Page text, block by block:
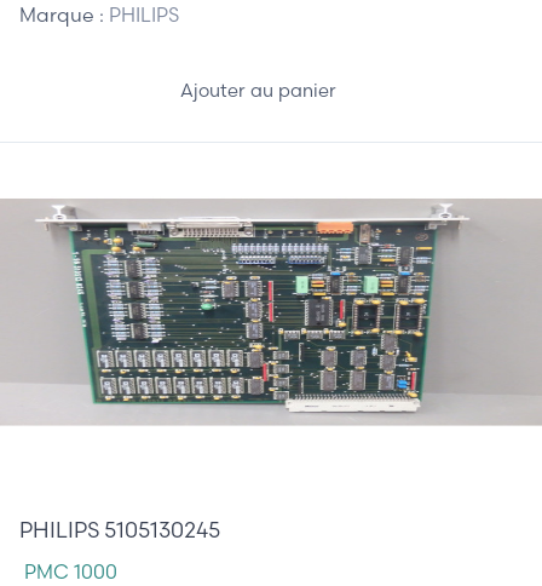
Marque : PHILIPS
Ajouter au panier
PHILIPS 5105130245
PMC 1000